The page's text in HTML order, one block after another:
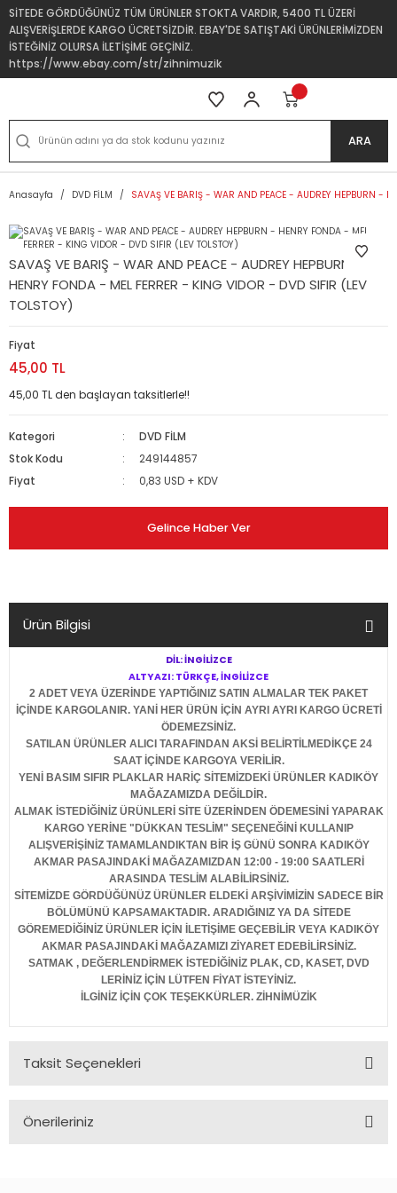
SİTEDE GÖRDÜĞÜNÜZ TÜM ÜRÜNLER STOKTA VARDIR, 5400 TL ÜZERİ
ALIŞVERİŞLERDE KARGO ÜCRETSİZDİR. EBAY'DE SATIŞTAKİ ÜRÜNLERİMİZDEN
İSTEĞİNİZ OLURSA İLETİŞİME GEÇİNİZ.
https://www.ebay.com/str/zihnimuzik
ARA
Anasayfa DVD FİLM SAVAŞ VE BARIŞ - WAR AND PEACE - AUDREY HEPBURN -
SAVAŞ VE BARIŞ - WAR AND PEACE - AUDREY HEPBURN -
HENRY FONDA - MEL FERRER - KING VIDOR - DVD SIFIR (LEV
TOLSTOY)
Fiyat
45,00 TL
45,00 TL den başlayan taksitlerle!!
Kategori
DVD FİLM
Stok Kodu
249144857
Fiyat
0,83 USD + KDV
Gelince Haber Ver
Ürün Bilgisi
DİL: İNGİLİZCE
ALTYAZI: TÜRKÇE, İNGİLİZCE
2 ADET VEYA ÜZERİNDE YAPTIĞINIZ SATIN ALMALAR TEK PAKET
İÇİNDE KARGOLANIR. YANİ HER ÜRÜN İÇİN AYRI AYRI KARGO ÜCRETİ
ÖDEMEZSİNİZ.
SATILAN ÜRÜNLER ALICI TARAFINDAN AKSİ BELİRTİLMEDİKÇE 24
SAAT İÇİNDE KARGOYA VERİLİR.
YENİ BASIM SIFIR PLAKLAR HARİÇ SİTEMİZDEKİ ÜRÜNLER KADIKÖY
MAĞAZAMIZDA DEĞİLDİR.
ALMAK İSTEDİĞİNİZ ÜRÜNLERİ SİTE ÜZERİNDEN ÖDEMESİNİ YAPARAK
KARGO YERİNE "DÜKKAN TESLİM" SEÇENEĞİNİ KULLANIP
ALIŞVERİŞİNİZ TAMAMLANDIKTAN BİR İŞ GÜNÜ SONRA KADIKÖY
AKMAR PASAJINDAKİ MAĞAZAMIZDAN 12:00 - 19:00 SAATLERİ
ARASINDA TESLİM ALABİLİRSİNİZ.
SİTEMİZDE GÖRDÜĞÜNÜZ ÜRÜNLER ELDEKİ ARŞİVİMİZİN SADECE BİR
BÖLÜMÜNÜ KAPSAMAKTADIR. ARADIĞINIZ YA DA SİTEDE
GÖREMEDİĞİNİZ ÜRÜNLER İÇİN İLETİŞİME GEÇEBİLİR VEYA KADIKÖY
AKMAR PASAJINDAKİ MAĞAZAMIZI ZİYARET EDEBİLİRSİNİZ.
SATMAK , DEĞERLENDİRMEK İSTEDİĞİNİZ PLAK, CD, KASET, DVD
LERİNİZ İÇİN LÜTFEN FİYAT İSTEYİNİZ.
İLGİNİZ İÇİN ÇOK TEŞEKKÜRLER. ZİHNİMÜZİK
Taksit Seçenekleri
Önerileriniz